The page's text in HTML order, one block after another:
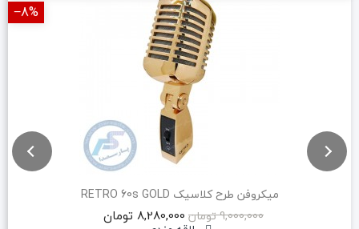
میکروفن طرح کلاسیک RETRO 60s GOLD
9,000,000 تومان
8,280,000 تومان
‎−8%